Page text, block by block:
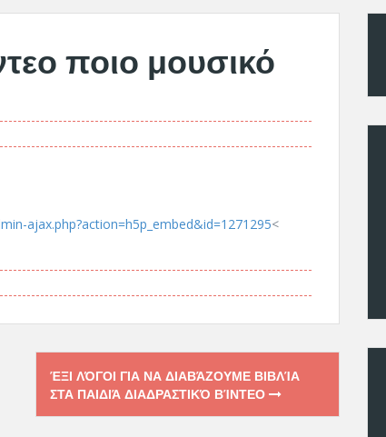
ποιο μουσικό
ajax.php?action=h5p_embed&id=1271295<
ΈΞΙ ΛΌΓΟΙ ΓΙΑ ΝΑ ΔΙΑΒΆΖΟΥΜΕ ΒΙΒΛΊΑ
ΣΤΑ ΠΑΙΔΙΆ ΔΙΑΔΡΑΣΤΙΚΌ ΒΊΝΤΕΟ